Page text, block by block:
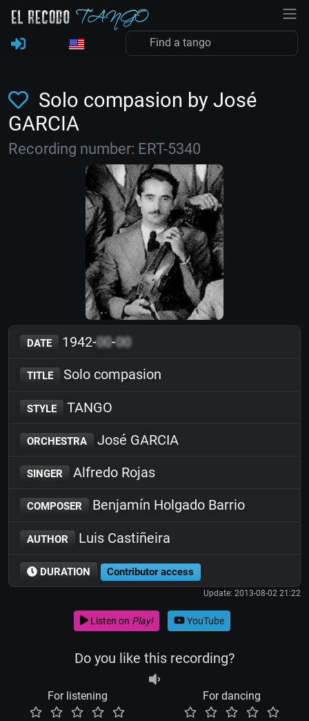
Solo compasion by José
GARCIA
Recording number: ERT-5340
DATE 1942-00-00
TITLE Solo compasion
STYLE TANGO
ORCHESTRA José GARCIA
SINGER Alfredo Rojas
COMPOSER Benjamín Holgado Barrio
AUTHOR Luis Castiñeira
DURATION Contributor access
Update: 2013-08-02 21:22
Listen on Play! YouTube
Do you like this recording?
For listening For dancing